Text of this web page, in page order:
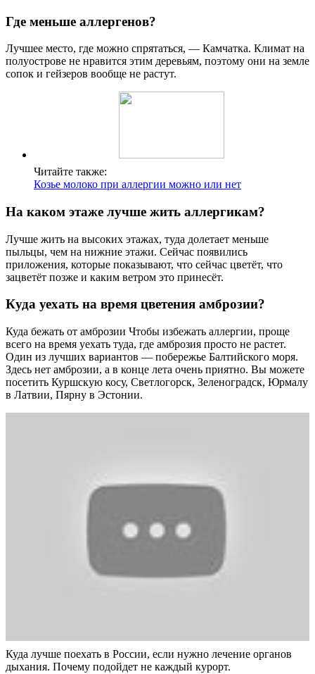
Где меньше аллергенов?
Лучшее место, где можно спрятаться, — Камчатка. Климат на
полуострове не нравится этим деревьям, поэтому они на земле
сопок и гейзеров вообще не растут.
Читайте также:
Козье молоко при аллергии можно или нет
На каком этаже лучше жить аллергикам?
Лучше жить на высоких этажах, туда долетает меньше
пыльцы, чем на нижние этажи. Сейчас появились
приложения, которые показывают, что сейчас цветёт, что
зацветёт позже и каким ветром это принесёт.
Куда уехать на время цветения амброзии?
Куда бежать от амброзии Чтобы избежать аллергии, проще
всего на время уехать туда, где амброзия просто не растет.
Один из лучших вариантов — побережье Балтийского моря.
Здесь нет амброзии, а в конце лета очень приятно. Вы можете
посетить Куршскую косу, Светлогорск, Зеленоградск, Юрмалу
в Латвии, Пярну в Эстонии.
Куда лучше поехать в России, если нужно лечение органов
дыхания. Почему подойдет не каждый курорт.